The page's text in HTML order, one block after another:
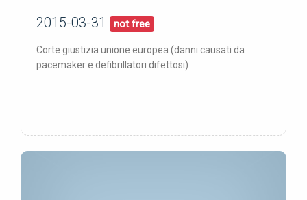
pubblicata:31/03/15
2015-03-31 not free
Corte giustizia unione europea (danni causati da
pacemaker e defibrillatori difettosi)